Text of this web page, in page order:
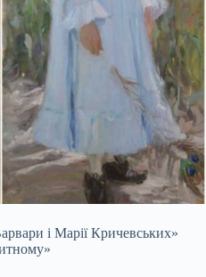
і Марії Кричевських»